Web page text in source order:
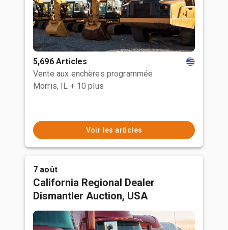
5,696 Articles
Vente aux enchères programmée
Morris, IL + 10 plus
Voir les articles
7 août
California Regional Dealer
Dismantler Auction, USA